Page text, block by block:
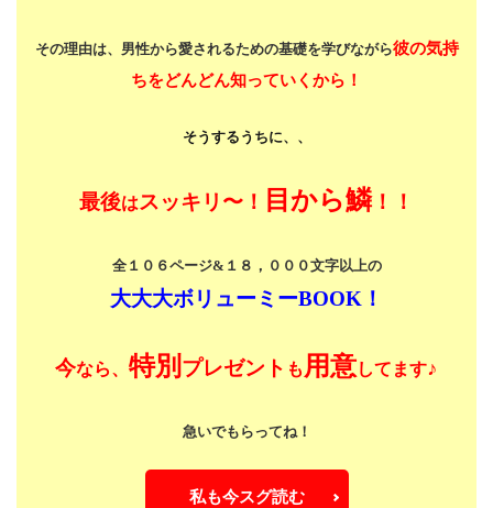
その理由は、男性から愛されるための基礎を学びながら彼の気持
ちをどんどん知っていくから！
そうするうちに、、
最後はスッキリ〜！ 目から鱗！！
全１０６ページ&１８，０００文字以上の
大大大ボリューミーBOOK！
今なら、 特別 プレゼント も 用意してます♪
急いでもらってね！
私も今スグ読む